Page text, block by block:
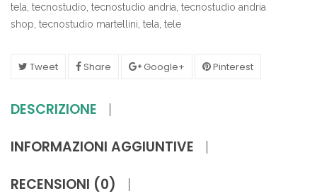
tela tecnostudio tecnostudio andria tecnostudio andria
shop tecnostudio martellini tela tele
Tweet Share Google+ Pinterest
DESCRIZIONE
INFORMAZIONI AGGIUNTIVE
RECENSIONI (0)